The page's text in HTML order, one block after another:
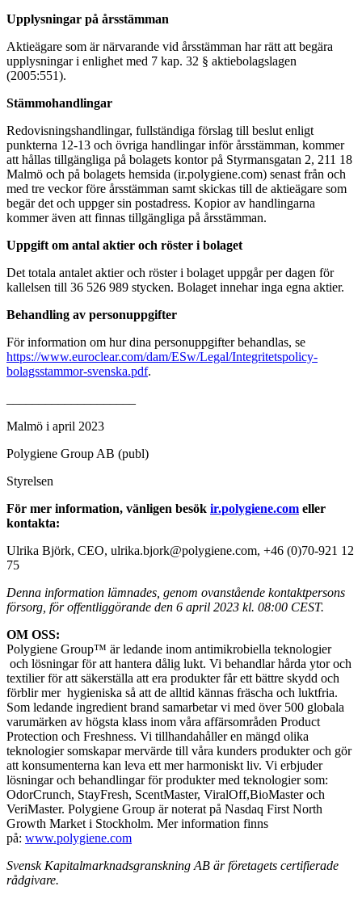
Upplysningar på årsstämman
Aktieägare som är närvarande vid årsstämman har rätt att begära
upplysningar i enlighet med 7 kap. 32 § aktiebolagslagen
(2005:551).
Stämmohandlingar
Redovisningshandlingar, fullständiga förslag till beslut enligt
punkterna 12-13 och övriga handlingar inför årsstämman, kommer
att hållas tillgängliga på bolagets kontor på Styrmansgatan 2, 211 18
Malmö och på bolagets hemsida (ir.polygiene.com) senast från och
med tre veckor före årsstämman samt skickas till de aktieägare som
begär det och uppger sin postadress. Kopior av handlingarna
kommer även att finnas tillgängliga på årsstämman.
Uppgift om antal aktier och röster i bolaget
Det totala antalet aktier och röster i bolaget uppgår per dagen för
kallelsen till 36 526 989 stycken. Bolaget innehar inga egna aktier.
Behandling av personuppgifter
För information om hur dina personuppgifter behandlas, se
https://www.euroclear.com/dam/ESw/Legal/Integritetspolicy-
bolagsstammor-svenska.pdf.
Malmö i april 2023
Polygiene Group AB (publ)
Styrelsen
För mer information, vänligen besök ir.polygiene.com eller
kontakta:
Ulrika Björk, CEO, ulrika.bjork@polygiene.com, +46 (0)70-921 12
75
Denna information lämnades, genom ovanstående kontaktpersons
försorg, för offentliggörande den 6 april 2023 kl. 08:00 CEST.
OM OSS:
Polygiene Group™ är ledande inom antimikrobiella teknologier
och lösningar för att hantera dålig lukt. Vi behandlar hårda ytor och
textilier för att säkerställa att era produkter får ett bättre skydd och
förblir mer hygieniska så att de alltid kännas fräscha och luktfria.
Som ledande ingredient brand samarbetar vi med över 500 globala
varumärken av högsta klass inom våra affärsområden Product
Protection och Freshness. Vi tillhandahåller en mängd olika
teknologier somskapar mervärde till våra kunders produkter och gör
att konsumenterna kan leva ett mer harmoniskt liv. Vi erbjuder
lösningar och behandlingar för produkter med teknologier som:
OdorCrunch, StayFresh, ScentMaster, ViralOff,BioMaster och
VeriMaster. Polygiene Group är noterat på Nasdaq First North
Growth Market i Stockholm. Mer information finns
på: www.polygiene.com
Svensk Kapitalmarknadsgranskning AB är företagets certifierade
rådgivare.